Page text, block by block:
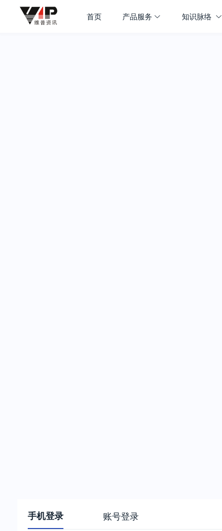
首页 产品服务 知识脉络
手机登录 账号登录